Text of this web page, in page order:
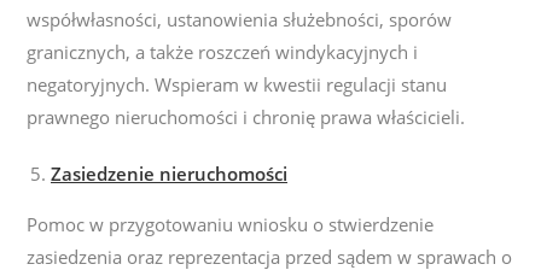
współwłasności, ustanowienia służebności, sporów
granicznych, a także roszczeń windykacyjnych i
negatoryjnych. Wspieram w kwestii regulacji stanu
prawnego nieruchomości i chronię prawa właścicieli.
Zasiedzenie nieruchomości
Pomoc w przygotowaniu wniosku o stwierdzenie
zasiedzenia oraz reprezentacja przed sądem w sprawach o